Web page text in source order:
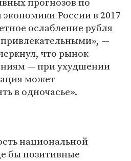
России в 2017
ослабление рубля
—
что рынок
— при ухудшении
может
в одночасье».
национальной
бы позитивные